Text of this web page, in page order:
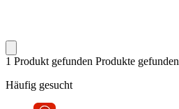
1 Produkt gefunden Produkte gefunden
Häufig gesucht